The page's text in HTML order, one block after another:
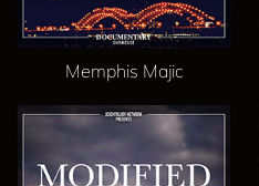
Memphis Majic